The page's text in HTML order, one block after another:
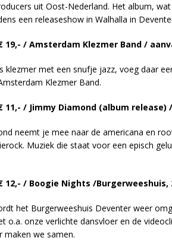
uit Oost-Nederland. Het album,
een releaseshow in Walhalla in
19,- / Amsterdam Klezmer Band /
klezmer met een snufje jazz, voeg daar
Klezmer Band.
11,- / Jimmy Diamond (album release)
neemt je mee naar de americana en
Muziek die staat voor een episch
12,- / Boogie Nights /Burgerweeshuis,
het Burgerweeshuis Deventer weer
o.a. onze verlichte dansvloer en de
maken we samen.